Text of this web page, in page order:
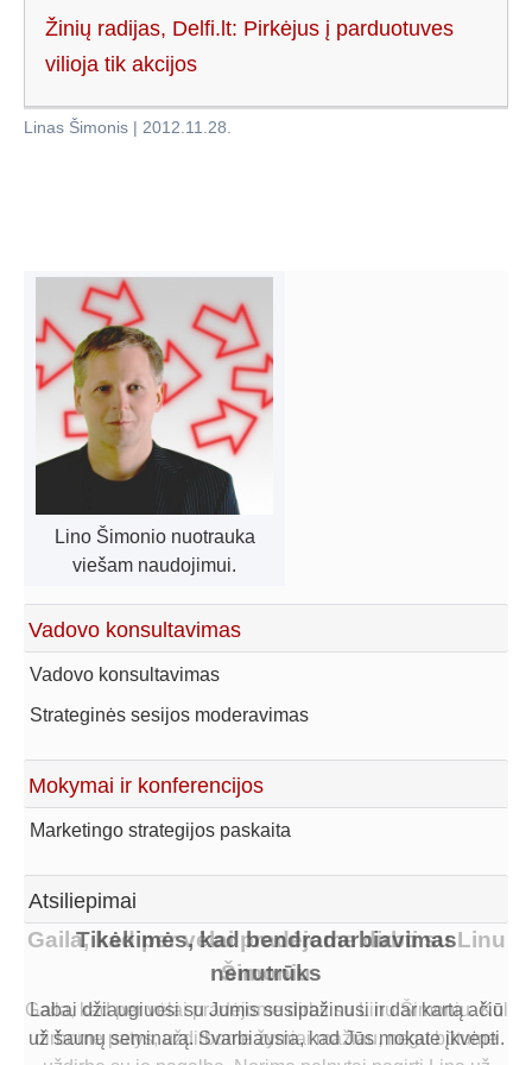
Žinių radijas, Delfi.lt: Pirkėjus į parduotuves
vilioja tik akcijos
Linas Šimonis | 2012.11.28
Lino Šimonio nuotrauka
viešam naudojimui.
Vadovo konsultavimas
Vadovo konsultavimas
Strateginės sesijos moderavimas
Mokymai ir konferencijos
Marketingo strategijos paskaita
Atsiliepimai
Tikėkimės, kad bendradarbiavimas
nenutrūks
Labai džiaugiuosi su Jumis susipažinusi ir dar kartą ačiū
už šaunų seminarą. Svarbiausia, kad Jūs mokate įkvėpti.
Gaila, kad per vėlai pradėjome dirbti su Linu
Šimoniu
Gaila, kad per vėlai pradėjome dirbti su Linu Šimoniu. Kol
dirbome patys, uždirbome žymiai mažiau, negu būtume